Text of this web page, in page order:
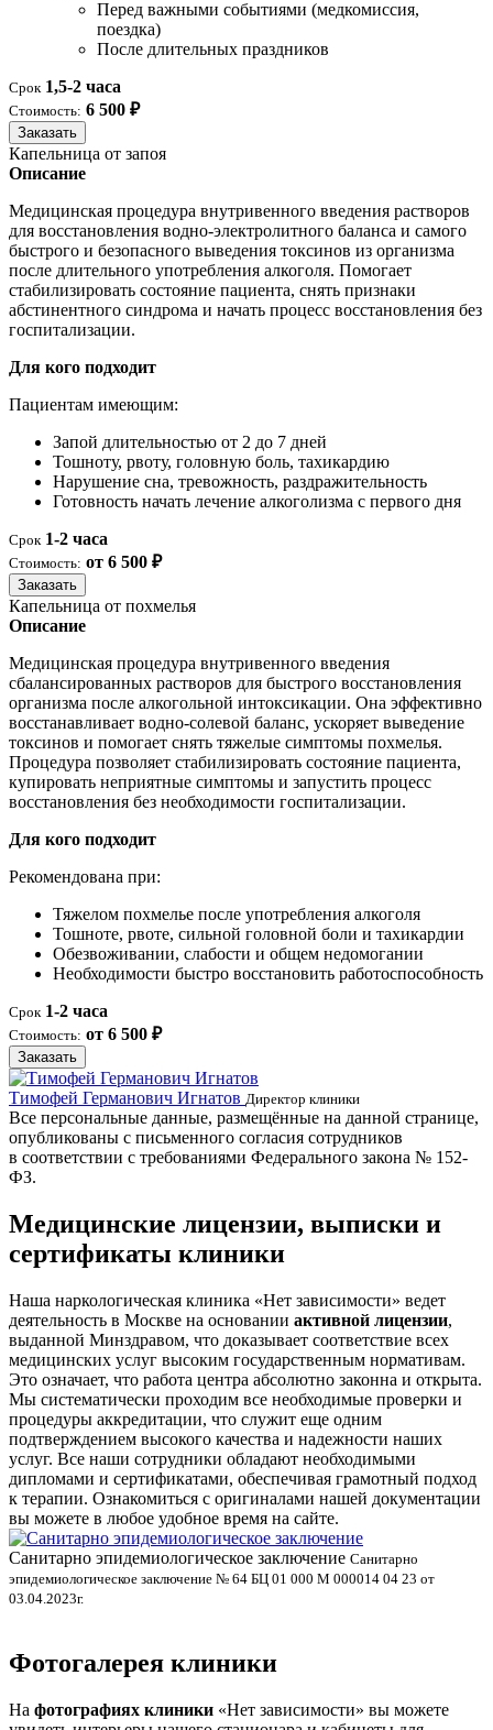
Перед важными событиями (медкомиссия,
поездка)
После длительных праздников
Срок 1,5-2 часа
Стоимость: 6 500 ₽
Заказать
Капельница от запоя
Описание
Медицинская процедура внутривенного введения растворов
для восстановления водно-электролитного баланса и самого
быстрого и безопасного выведения токсинов из организма
после длительного употребления алкоголя. Помогает
стабилизировать состояние пациента, снять признаки
абстинентного синдрома и начать процесс восстановления без
госпитализации.
Для кого подходит
Пациентам имеющим:
Запой длительностью от 2 до 7 дней
Тошноту, рвоту, головную боль, тахикардию
Нарушение сна, тревожность, раздражительность
Готовность начать лечение алкоголизма с первого дня
Срок 1-2 часа
Стоимость: от 6 500 ₽
Заказать
Капельница от похмелья
Описание
Медицинская процедура внутривенного введения
сбалансированных растворов для быстрого восстановления
организма после алкогольной интоксикации. Она эффективно
восстанавливает водно-солевой баланс, ускоряет выведение
токсинов и помогает снять тяжелые симптомы похмелья.
Процедура позволяет стабилизировать состояние пациента,
купировать неприятные симптомы и запустить процесс
восстановления без необходимости госпитализации.
Для кого подходит
Рекомендована при:
Тяжелом похмелье после употребления алкоголя
Тошноте, рвоте, сильной головной боли и тахикардии
Обезвоживании, слабости и общем недомогании
Необходимости быстро восстановить работоспособность
Срок 1-2 часа
Стоимость: от 6 500 ₽
Заказать
Тимофей Германович Игнатов Директор клиники
Все персональные данные, размещённые на данной странице,
опубликованы с письменного согласия сотрудников
в соответствии с требованиями Федерального закона № 152-
ФЗ.
Медицинские лицензии, выписки и
сертификаты клиники
Наша наркологическая клиника «Нет зависимости» ведет
деятельность в Москве на основании активной лицензии,
выданной Минздравом, что доказывает соответствие всех
медицинских услуг высоким государственным нормативам.
Это означает, что работа центра абсолютно законна и открыта.
Мы систематически проходим все необходимые проверки и
процедуры аккредитации, что служит еще одним
подтверждением высокого качества и надежности наших
услуг. Все наши сотрудники обладают необходимыми
дипломами и сертификатами, обеспечивая грамотный подход
к терапии. Ознакомиться с оригиналами нашей документации
вы можете в любое удобное время на сайте.
Санитарно эпидемиологическое заключение Санитарно
эпидемиологическое заключение № 64 БЦ 01 000 М 000014 04 23 от
03.04.2023г.
Фотогалерея клиники
На фотографиях клиники «Нет зависимости» вы можете